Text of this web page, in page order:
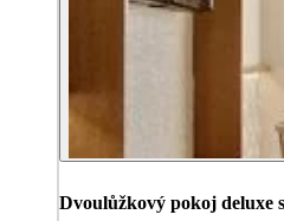
Dvoulůžkový pokoj deluxe